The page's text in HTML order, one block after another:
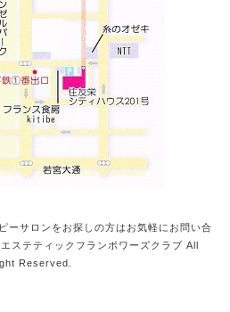
ーサロンをお探しの方はお気軽にお問い合
ステティックフランボワーズクラブ All
Reserved.